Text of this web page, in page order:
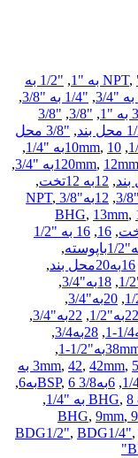
,
,
"1/2 به
, "1/4 به "3/8
,
,
"3/8
,
"3/8
,
"3/8 محل
,
10mm, 10به "1/4
,
120mm, 12mm
,
, 12به 12تخت
,
, 12به"3/8 NPT
,
, 13mm,
,
16
,
16 به "1/2
,
16به20محل بند
,
, 18به"3/4
,
, 20به"3/4
,
22به"1/2 , 22به"3/4
,
, 28به3/4
,
,
3mm, 42, 42mm,
6 به
, 6به3/8 BSP , 6به6
,
, 8 به "1/4
,
9 BHG
, 9mm,
BDG1/2", BDG1/4",